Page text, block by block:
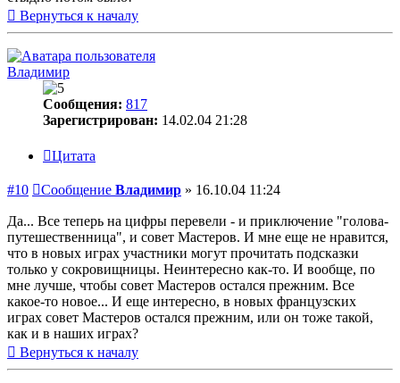
Вернуться к началу
Владимир
Сообщения: 817
Зарегистрирован: 14.02.04 21:28
Цитата
#10 Сообщение Владимир » 16.10.04 11:24
Да... Все теперь на цифры перевели - и приключение "голова-
путешественница", и совет Мастеров. И мне еще не нравится,
что в новых играх участники могут прочитать подсказки
только у сокровищницы. Неинтересно как-то. И вообще, по
мне лучше, чтобы совет Мастеров остался прежним. Все
какое-то новое... И еще интересно, в новых французских
играх совет Мастеров остался прежним, или он тоже такой,
как и в наших играх?
Вернуться к началу